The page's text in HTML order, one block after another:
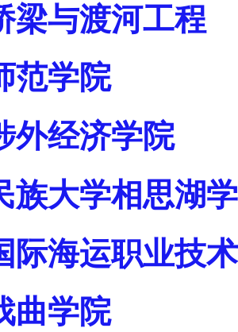
梁与渡河工程
范学院
外经济学院
族大学相思湖
际海运职业技
曲学院